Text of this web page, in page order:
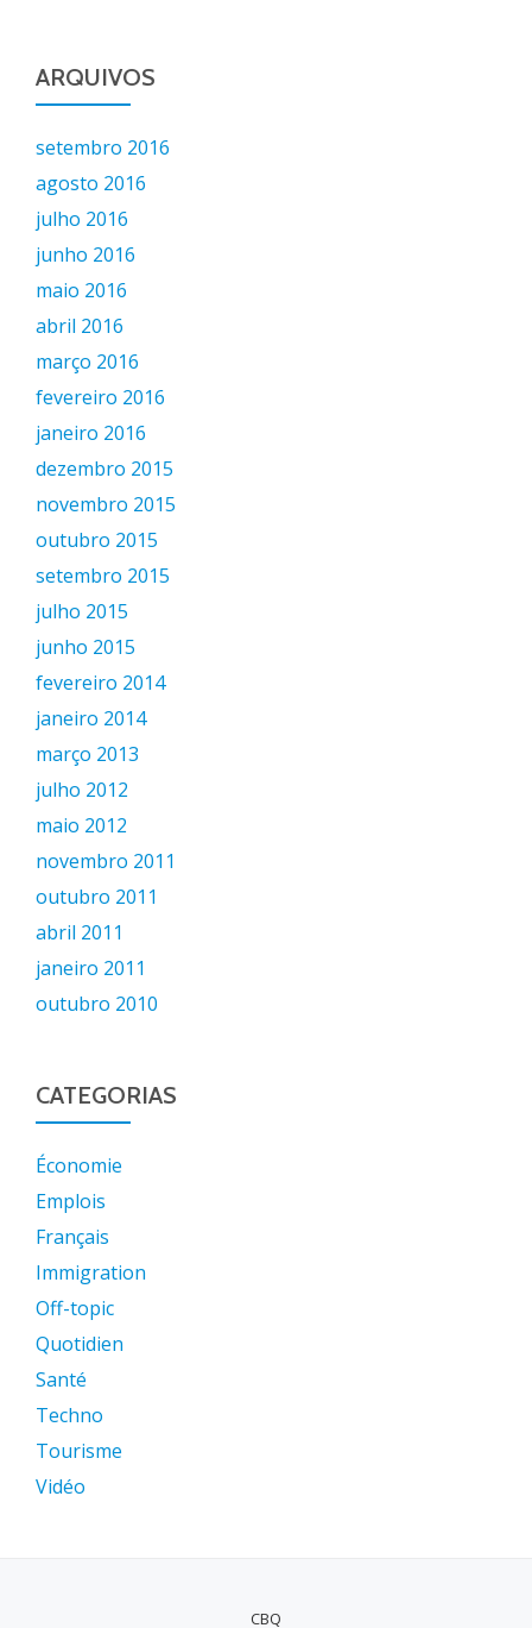
ARQUIVOS
setembro 2016
agosto 2016
julho 2016
junho 2016
maio 2016
abril 2016
março 2016
fevereiro 2016
janeiro 2016
dezembro 2015
novembro 2015
outubro 2015
setembro 2015
julho 2015
junho 2015
fevereiro 2014
janeiro 2014
março 2013
julho 2012
maio 2012
novembro 2011
outubro 2011
abril 2011
janeiro 2011
outubro 2010
CATEGORIAS
Économie
Emplois
Français
Immigration
Off-topic
Quotidien
Santé
Techno
Tourisme
Vidéo
CBQ